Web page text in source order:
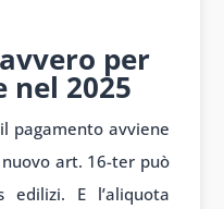
per
nel 2025
pagamento avviene
art. 16-ter può
edilizi. E l’aliquota